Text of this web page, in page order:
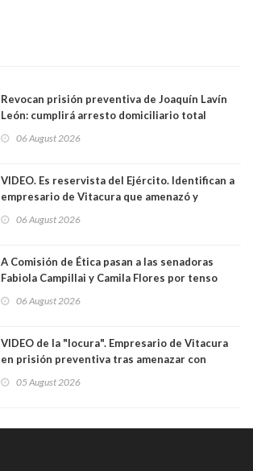
Revocan prisión preventiva de Joaquín Lavín
León: cumplirá arresto domiciliario total
06 August 2026
VIDEO. Es reservista del Ejército. Identifican a
empresario de Vitacura que amenazó y
al "ring raja". Se trata de Andrés Arrieta y la
06 August 2026
A Comisión de Ética pasan a las senadoras
Fabiola Campillai y Camila Flores por tenso
06 August 2026
VIDEO de la "locura". Empresario de Vitacura
en prisión preventiva tras amenazar con
Los persiguió en potente camioneta
05 August 2026